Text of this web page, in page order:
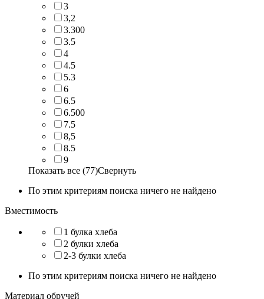
3
3,2
3.300
3.5
4
4.5
5.3
6
6.5
6.500
7.5
8,5
8.5
9
Показать все (77)Свернуть
По этим критериям поиска ничего не найдено
Вместимость
1 булка хлеба
2 булки хлеба
2-3 булки хлеба
По этим критериям поиска ничего не найдено
Материал обручей